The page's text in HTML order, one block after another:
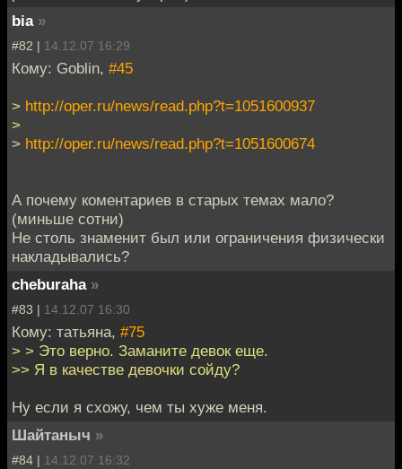
bia »
#82 | 14.12.07 16:29
Кому: Goblin, #45
> http://oper.ru/news/read.php?t=1051600937
>
> http://oper.ru/news/read.php?t=1051600674
А почему коментариев в старых темах мало?
(миньше сотни)
Не столь знаменит был или ограничения физически
накладывались?
cheburaha »
#83 | 14.12.07 16:30
Кому: татьяна, #75
> > Это верно. Заманите девок еще.
>> Я в качестве девочки сойду?
Ну если я схожу, чем ты хуже меня.
Шайтаныч »
#84 | 14.12.07 16:32